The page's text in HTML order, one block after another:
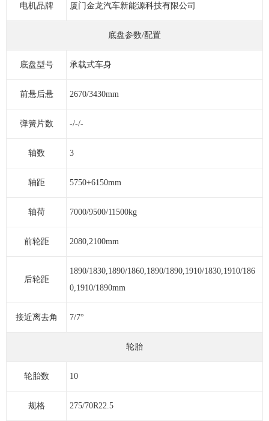
电机品牌 厦门金龙汽车新能源科技有限公司
底盘参数/配置
底盘型号 承载式车身
前悬后悬 2670/3430mm
弹簧片数 -/-/-
轴数 3
轴距 5750+6150mm
轴荷 7000/9500/11500kg
前轮距 2080,2100mm
后轮距
1890/1830,1890/1860,1890/1890,1910/1830,1910/186
0,1910/1890mm
接近离去角 7/7°
轮胎
轮胎数 10
规格 275/70R22.5